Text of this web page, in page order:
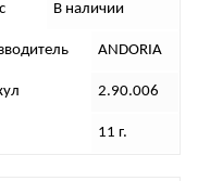
В наличии
ANDORIA
2.90.006
11 г.